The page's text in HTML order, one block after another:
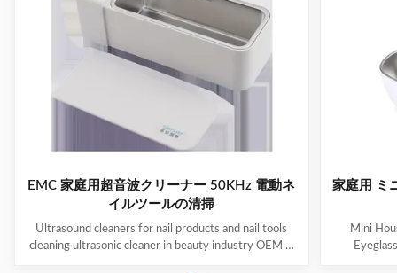
EMC 家庭用超音波クリーナー 50KHz 電動ネ
イルツールの清掃
Ultrasound cleaners for nail products and nail tools
cleaning ultrasonic cleaner in beauty industry OEM &
家庭用 ミ
Mini